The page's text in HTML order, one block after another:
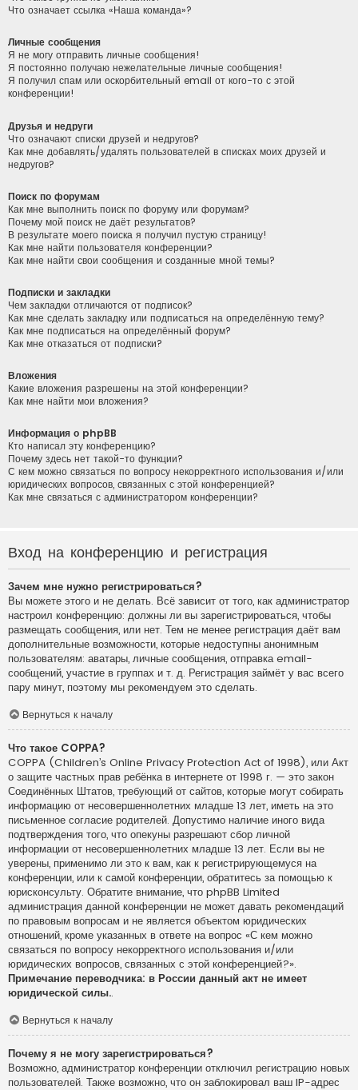
Что означает ссылка «Наша команда»?
Личные сообщения
Я не могу отправить личные сообщения!
Я постоянно получаю нежелательные личные сообщения!
Я получил спам или оскорбительный email от кого-то с этой
конференции!
Друзья и недруги
Что означают списки друзей и недругов?
Как мне добавлять/удалять пользователей в списках моих друзей и
недругов?
Поиск по форумам
Как мне выполнить поиск по форуму или форумам?
Почему мой поиск не даёт результатов?
В результате моего поиска я получил пустую страницу!
Как мне найти пользователя конференции?
Как мне найти свои сообщения и созданные мной темы?
Подписки и закладки
Чем закладки отличаются от подписок?
Как мне сделать закладку или подписаться на определённую тему?
Как мне подписаться на определённый форум?
Как мне отказаться от подписки?
Вложения
Какие вложения разрешены на этой конференции?
Как мне найти мои вложения?
Информация о phpBB
Кто написал эту конференцию?
Почему здесь нет такой-то функции?
С кем можно связаться по вопросу некорректного использования и/или
юридических вопросов, связанных с этой конференцией?
Как мне связаться с администратором конференции?
Вход на конференцию и регистрация
Зачем мне нужно регистрироваться?
Вы можете этого и не делать. Всё зависит от того, как администратор
настроил конференцию: должны ли вы зарегистрироваться, чтобы
размещать сообщения, или нет. Тем не менее регистрация даёт вам
дополнительные возможности, которые недоступны анонимным
пользователям: аватары, личные сообщения, отправка email-
сообщений, участие в группах и т. д. Регистрация займёт у вас всего
пару минут, поэтому мы рекомендуем это сделать.
Вернуться к началу
Что такое COPPA?
COPPA (Children’s Online Privacy Protection Act of 1998), или Акт
о защите частных прав ребёнка в интернете от 1998 г. — это закон
Соединённых Штатов, требующий от сайтов, которые могут собирать
информацию от несовершеннолетних младше 13 лет, иметь на это
письменное согласие родителей. Допустимо наличие иного вида
подтверждения того, что опекуны разрешают сбор личной
информации от несовершеннолетних младше 13 лет. Если вы не
уверены, применимо ли это к вам, как к регистрирующемуся на
конференции, или к самой конференции, обратитесь за помощью к
юрисконсульту. Обратите внимание, что phpBB Limited
администрация данной конференции не может давать рекомендаций
по правовым вопросам и не является объектом юридических
отношений, кроме указанных в ответе на вопрос «С кем можно
связаться по вопросу некорректного использования и/или
юридических вопросов, связанных с этой конференцией?».
Примечание переводчика: в России данный акт не имеет
юридической силы..
Вернуться к началу
Почему я не могу зарегистрироваться?
Возможно, администратор конференции отключил регистрацию новых
пользователей. Также возможно, что он заблокировал ваш IP-адрес